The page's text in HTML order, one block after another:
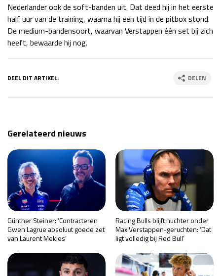
GP QATAR 2026 27 - 29 nov
Nederlander ook de soft-banden uit. Dat deed hij in het eerste
half uur van de training, waarna hij een tijd in de pitbox stond.
De medium-bandensoort, waarvan Verstappen één set bij zich
heeft, bewaarde hij nog.
DEEL DIT ARTIKEL: DELEN
Gerelateerd nieuws
Günther Steiner: ‘Contracteren
Gwen Lagrue absoluut goede zet
van Laurent Mekies’
Racing Bulls blijft nuchter onder
Max Verstappen-geruchten: ‘Dat
ligt volledig bij Red Bull’